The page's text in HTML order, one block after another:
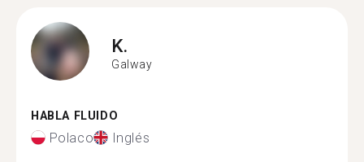
K.
Galway
HABLA FLUIDO
Polaco Inglés